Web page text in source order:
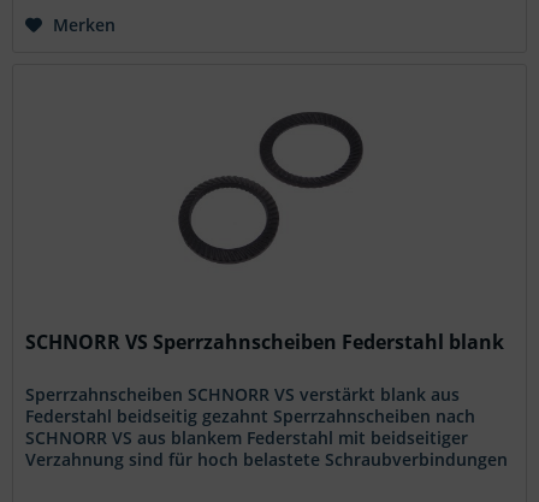
Merken
SCHNORR VS Sperrzahnscheiben Federstahl blank
Sperrzahnscheiben SCHNORR VS verstärkt blank aus
Federstahl beidseitig gezahnt Sperrzahnscheiben nach
SCHNORR VS aus blankem Federstahl mit beidseitiger
Verzahnung sind für hoch belastete Schraubverbindungen